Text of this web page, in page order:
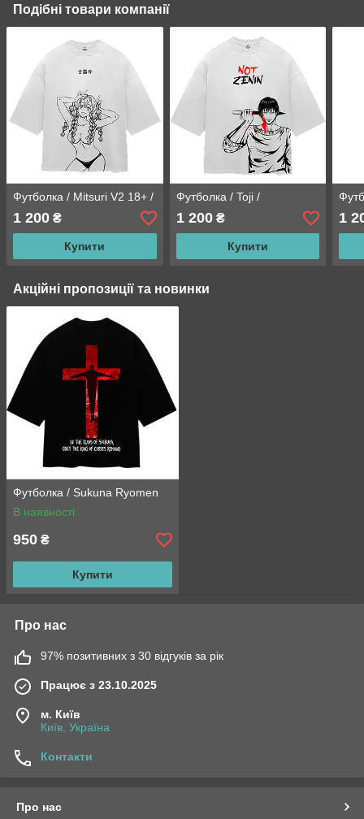
Подібні товари компанії
Футболка / Mitsuri V2 18+ /
1 200 ₴
Купити
Футболка / Toji /
1 200₴
Купити
1
Акційні пропозиції та новинки
Футболка / Sukuna Ryomen
В наявності
950 ₴
Купити
Про нас
97% позитивних з 30 відгуків за рік
Працює з 23.10.2025
м. Київ
Київ, Україна
Контакти
Про нас